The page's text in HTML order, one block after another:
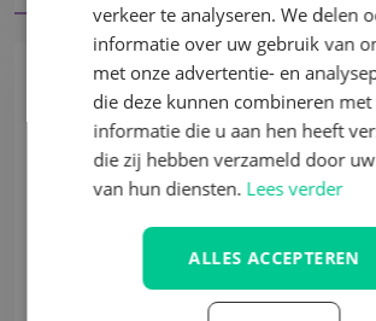
verkeer te analyseren. We delen
informatie over uw gebruik van
met onze advertentie- en
die deze kunnen combineren
informatie die u aan hen heeft
die zij hebben verzameld door
van hun diensten. Lees verder
ALLES ACCEPTEREN